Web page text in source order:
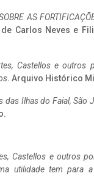
AS
Carlos Neves e
Castellos e outros
. Arquivo Histórico
das Ilhas do Faial, São
Castellos e outros
utilidade tem para